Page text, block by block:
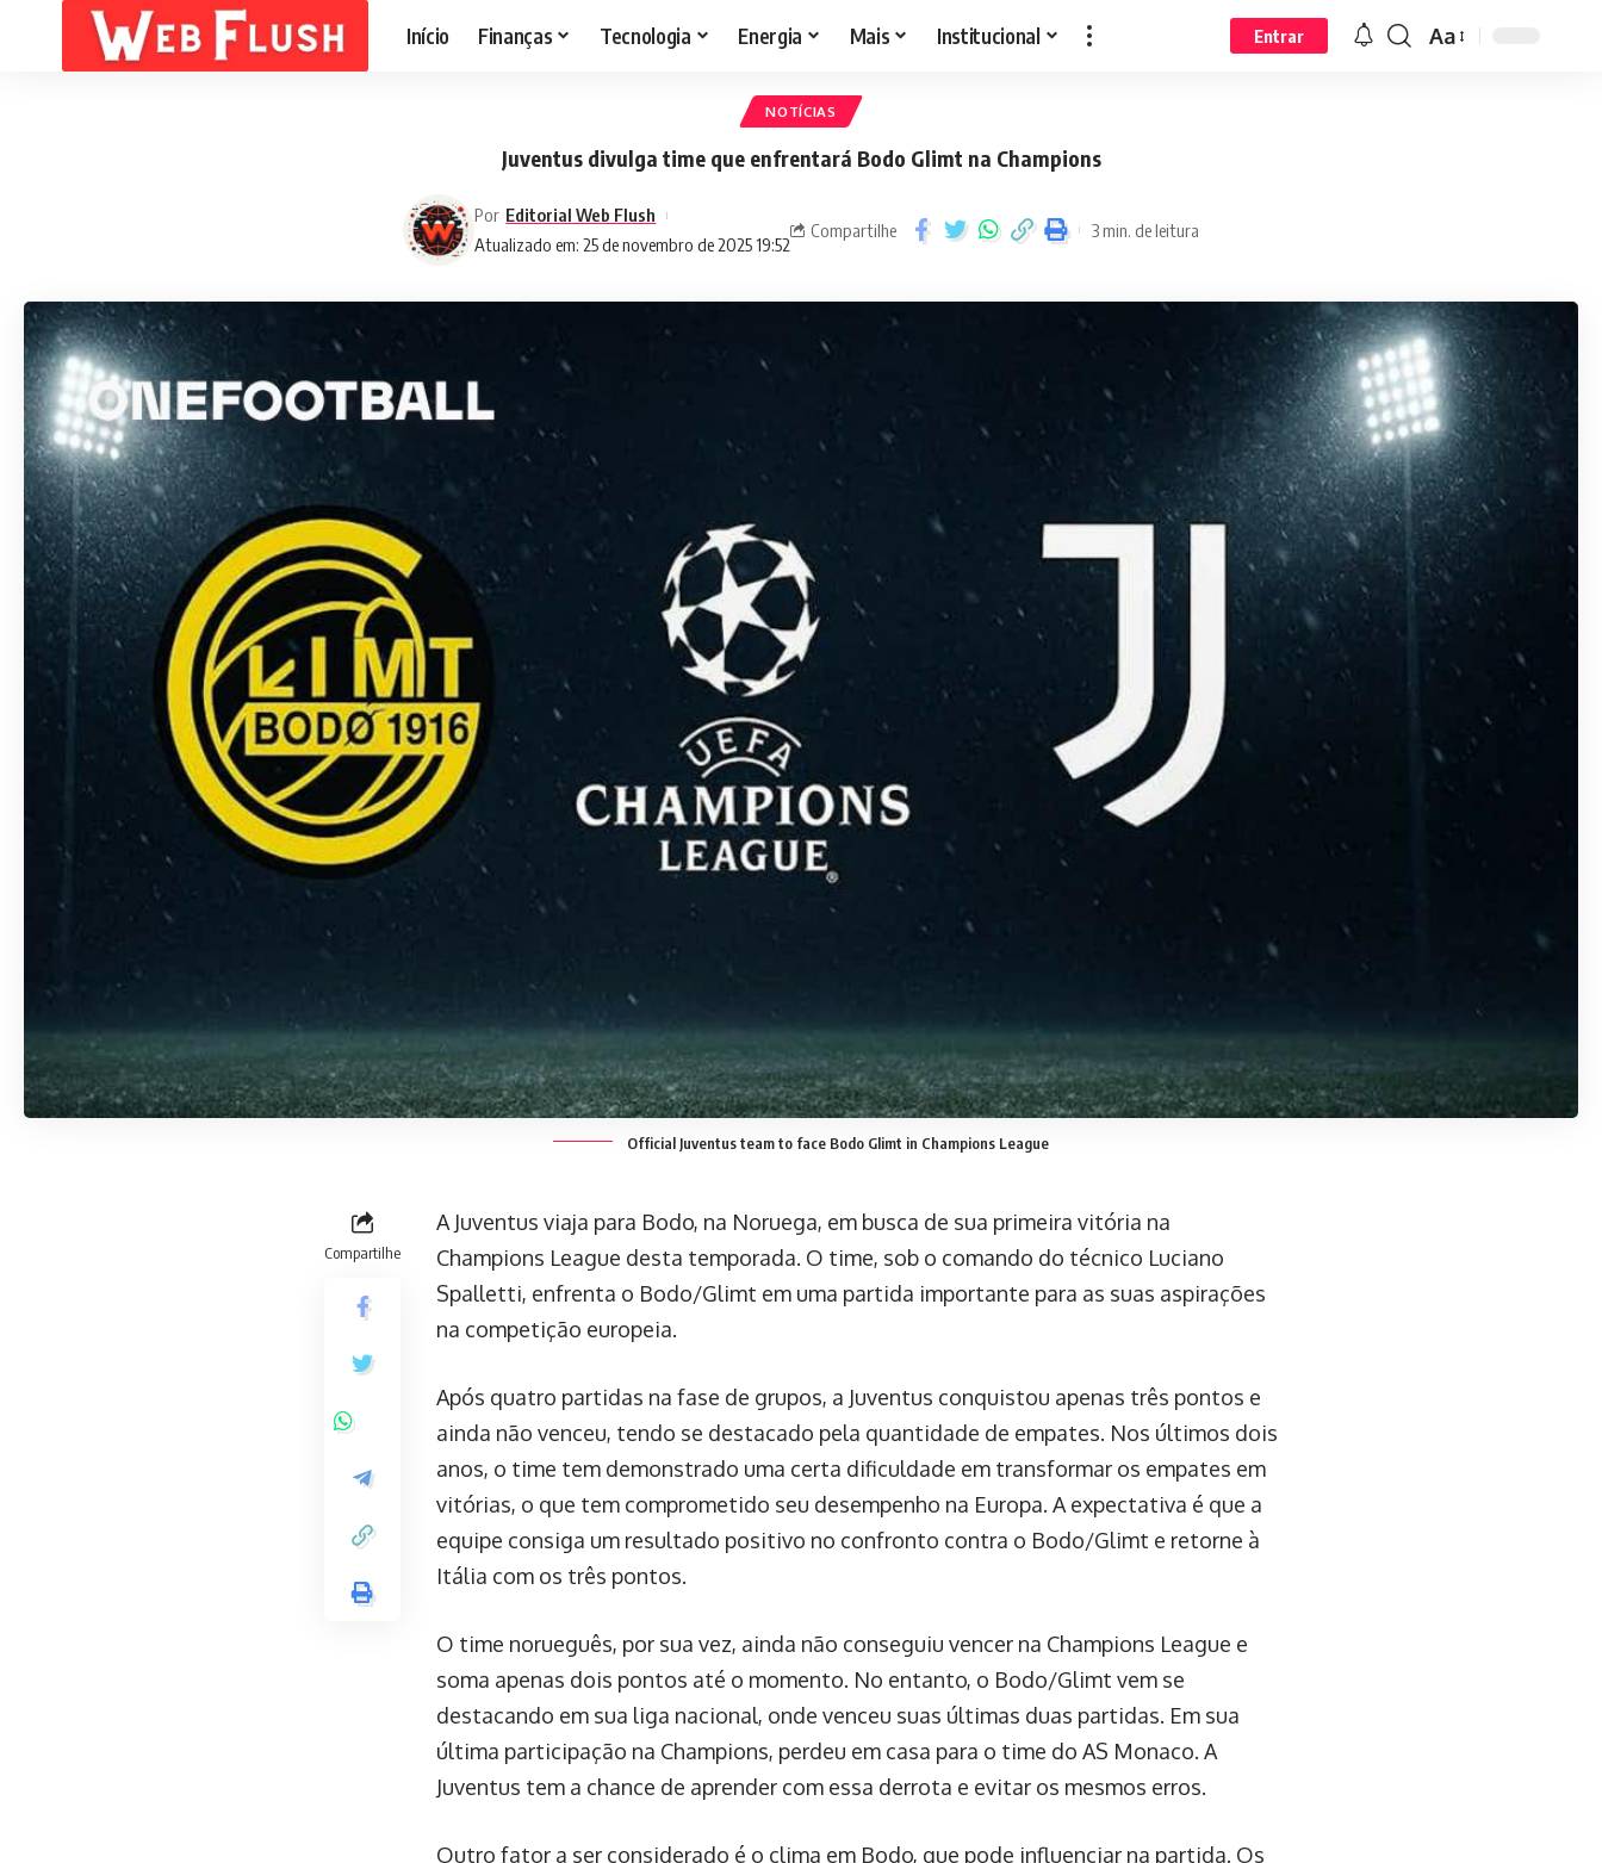
Início Finanças Tecnologia Energia Mais Institucional Entrar Aa
NOTÍCIAS
Juventus divulga time que enfrentará Bodo Glimt na Champions
Atualizado em: 25 de novembro de 2025 19:52
Por Editorial Web Flush
Compartilhe 3 min. de leitura
Official Juventus team to face Bodo Glimt in Champions League
Compartilhe
A Juventus viaja para Bodo, na Noruega, em busca de sua primeira vitória na
Champions League desta temporada. O time, sob o comando do técnico Luciano
Spalletti, enfrenta o Bodo/Glimt em uma partida importante para as suas aspirações
na competição europeia.
Após quatro partidas na fase de grupos, a Juventus conquistou apenas três pontos e
ainda não venceu, tendo se destacado pela quantidade de empates. Nos últimos dois
anos, o time tem demonstrado uma certa dificuldade em transformar os empates em
vitórias, o que tem comprometido seu desempenho na Europa. A expectativa é que a
equipe consiga um resultado positivo no confronto contra o Bodo/Glimt e retorne à
Itália com os três pontos.
O time norueguês, por sua vez, ainda não conseguiu vencer na Champions League e
soma apenas dois pontos até o momento. No entanto, o Bodo/Glimt vem se
destacando em sua liga nacional, onde venceu suas últimas duas partidas. Em sua
última participação na Champions, perdeu em casa para o time do AS Monaco. A
Juventus tem a chance de aprender com essa derrota e evitar os mesmos erros.
Outro fator a ser considerado é o clima em Bodo, que pode influenciar na partida. Os